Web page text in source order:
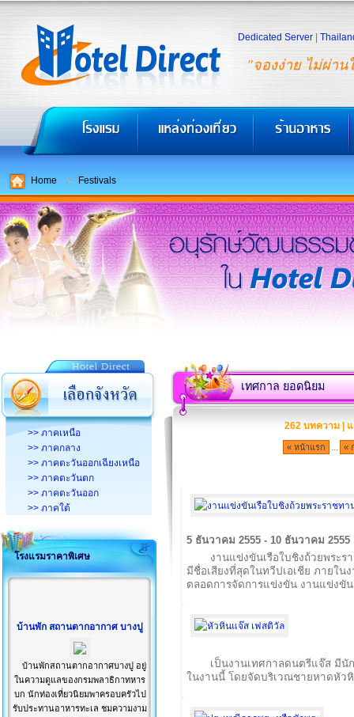
"จองง่าย ไม่ผ่าน
Dedicated Server
Home Festivals
>> ภาคเหนือ
>> ภาคกลาง
>> ภาคตะวันออกเฉียงเหนือ
>> ภาคตะวันตก
>> ภาคตะวันออก
>> ภาคใต้
โรงแรมราคาพิเศษ
บ้านพัก สถานตากอากาศ บางปู
บ้านพักสถานตากอากาศบางปู อยู่
ในความดูแลของกรมพลาธิกาทหาร
บก นักท่องเที่ยวนิยมพาครอบครัวไป
รับประทานอาหารทะเล ชมความงาม
เทศกาล ยอดนิยม
262 บทความ |
« หน้าแรก ... «
5 ธันวาคม 2555 - 10 ธันวาคม 2555
งานแข่งขันเรือใบชิงถ้วยพระ
มีชื่อเสียงที่สุดในทวีปเอเชีย ภายใ
ตลอดการจัดการแข่งขัน งานแข่งขั
เป็นงานเทศกาลดนตรีแจ๊ส มีนั
ในงานนี้ โดยจัดบริเวณชายหาดหัว